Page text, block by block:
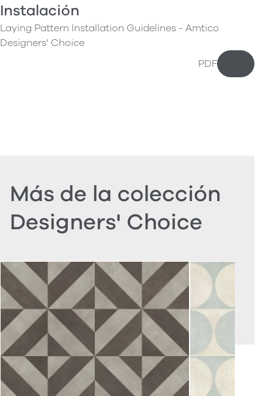
Instalación
Laying Pattern Installation Guidelines - Amtico
Designers' Choice
PDF
Más de la colección
Designers' Choice